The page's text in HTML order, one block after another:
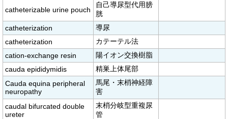
catheterizable urine pouch
自己導尿型代用膀
胱
catheterization
導尿
catheterization
カテーテル法
cation-exchange resin
陽イオン交換樹脂
cauda epididymidis
精巣上体尾部
Cauda equina peripheral
neuropathy
馬尾・末梢神経障
害
caudal bifurcated double
ureter
末梢分岐型重複尿
管